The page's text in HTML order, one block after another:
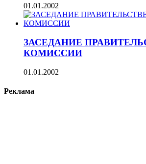
01.01.2002
ЗАСЕДАНИЕ
КОМИССИИ
01.01.2002
Реклама